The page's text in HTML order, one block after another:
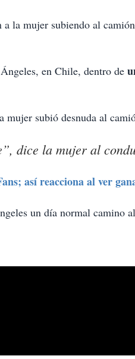
a la mujer subiendo al
en Chile, dentro de
mujer subió desnuda al
dice la mujer al
así reacciona al ver
un día normal camino